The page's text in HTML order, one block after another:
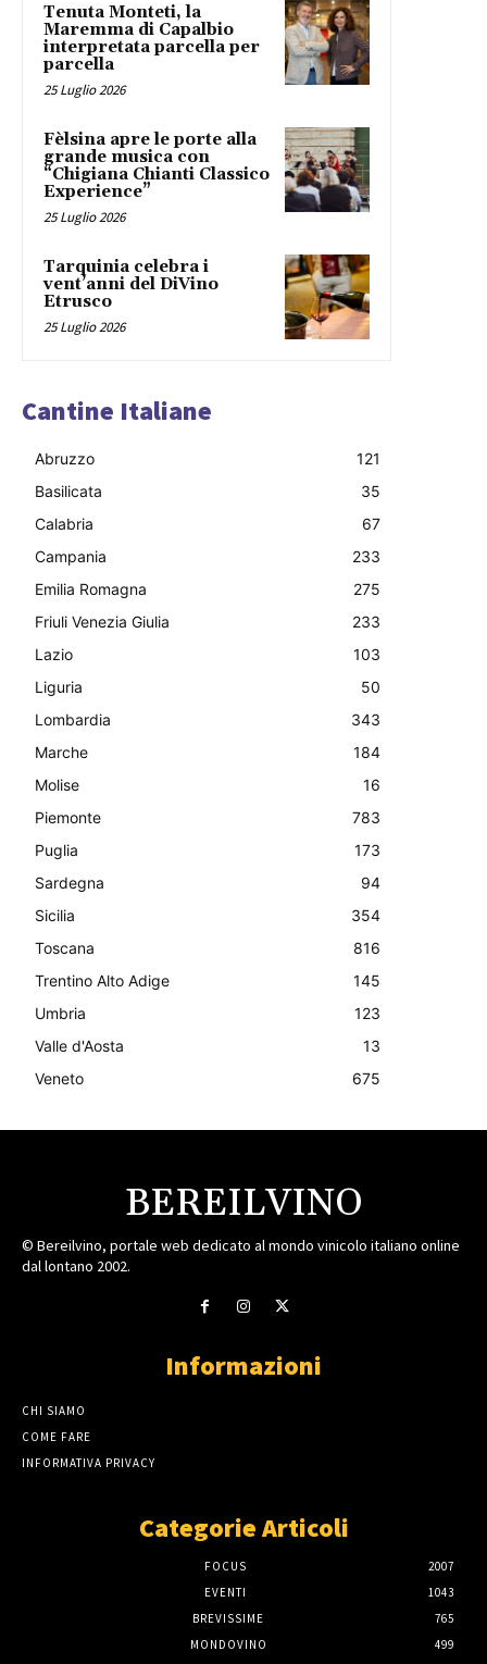
Tenuta Monteti, la
Maremma di Capalbio
interpretata parcella per
parcella
25 Luglio 2026
Fèlsina apre le porte alla
grande musica con
“Chigiana Chianti Classico
Experience”
25 Luglio 2026
Tarquinia celebra i
vent’anni del DiVino
Etrusco
25 Luglio 2026
Cantine Italiane
Abruzzo
121
Basilicata
35
Calabria
67
Campania
233
Emilia Romagna
275
Friuli Venezia Giulia
233
Lazio
103
Liguria
50
Lombardia
343
Marche
184
Molise
16
Piemonte
783
Puglia
173
Sardegna
94
Sicilia
354
Toscana
816
Trentino Alto Adige
145
Umbria
123
Valle d'Aosta
13
Veneto
675
BEREILVINO
© Bereilvino, portale web dedicato al mondo vinicolo italiano online
dal lontano 2002.
Informazioni
CHI SIAMO
COME FARE
INFORMATIVA PRIVACY
Categorie Articoli
FOCUS
2007
EVENTI
1043
BREVISSIME
765
MONDOVINO
499